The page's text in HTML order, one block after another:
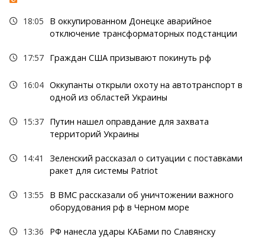
18:05
В оккупированном Донецке аварийное
отключение трансформаторных подстанции
17:57 Граждан США призывают покинуть рф
16:04 Оккупанты открыли охоту на автотранспорт в
одной из областей Украины
15:37 Путин нашел оправдание для захвата
территорий Украины
14:41
Зеленский рассказал о ситуации с поставками
ракет для системы Patriot
13:55
В ВМС рассказали об уничтожении важного
оборудования рф в Черном море
13:36 РФ нанесла удары КАБами по Славянску